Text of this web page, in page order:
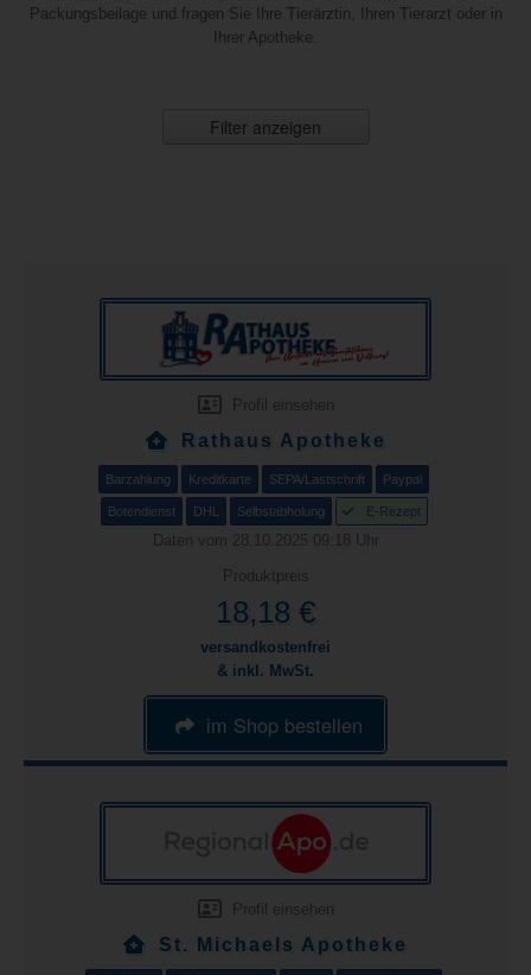
Packungsbeilage und fragen Sie Ihre Tierärztin, Ihren Tierarzt oder in
Ihrer Apotheke.
Filter anzeigen
Profil einsehen
Rathaus Apotheke
Barzahlung Kreditkarte SEPA/Lastschrift Paypal
Botendienst DHL Selbstabholung E-Rezept
Daten vom 28.10.2025 09:18 Uhr
Produktpreis
18,18 €
versandkostenfrei
& inkl. MwSt.
im Shop bestellen
Profil einsehen
St. Michaels Apotheke